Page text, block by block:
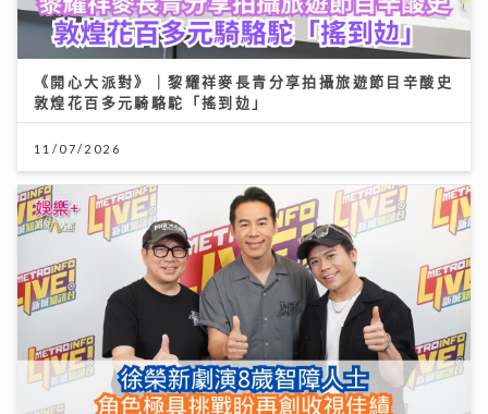
《開心大派對》｜黎耀祥麥長青分享拍攝旅遊節目辛酸史
敦煌花百多元騎駱駝「搖到攰」
11/07/2026